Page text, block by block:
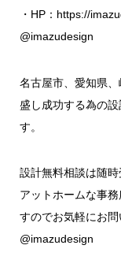
・HP： https://
@imazudesign
名古屋市、愛知県
盛し成功する為の
す。
設計無料相談は随時
アットホームな事
すのでお気軽にお
@imazudesign